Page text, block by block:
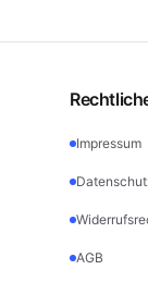
Impressum
AGB